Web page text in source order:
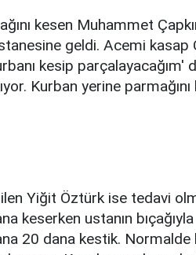
kesen Muhammet
geldi. Acemi kasap
kesip parçalayacağım'
Kurban yerine
Yiğit Öztürk ise tedavi
keserken ustanın
20 dana kestik.